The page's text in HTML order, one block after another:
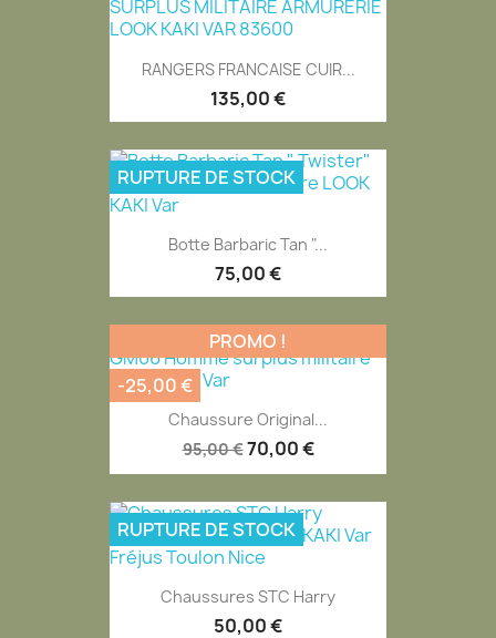
RANGERS FRANCAISE CUIR...
135,00 €
Botte Barbaric Tan "...
75,00 €
RUPTURE DE STOCK
Chaussure Original...
95,00 €70,00 €
PROMO !
-25,00 €
Chaussures STC Harry
50,00 €
RUPTURE DE STOCK